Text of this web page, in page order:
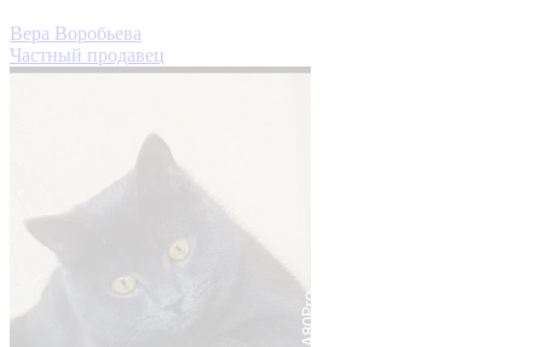
Вера Воробьева
Частный продавец